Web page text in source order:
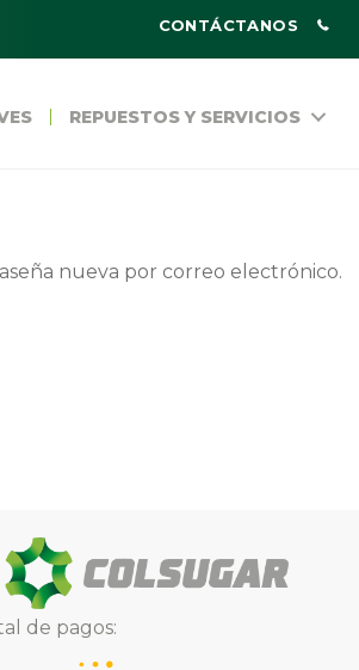
CONTÁCTANOS
REPUESTOS Y SERVICIOS
nueva por correo electrónico.
de pagos: